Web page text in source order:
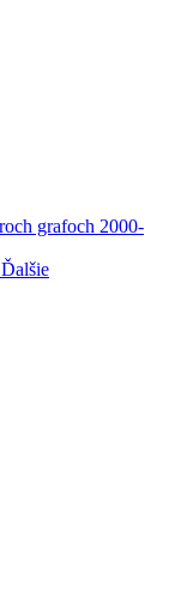
grafoch 2000-
Ďalšie